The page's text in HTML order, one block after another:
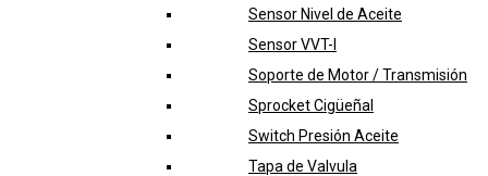
Sensor Nivel de Aceite
Sensor VVT-I
Soporte de Motor / Transmisión
Sprocket Cigüeñal
Switch Presión Aceite
Tapa de Valvula